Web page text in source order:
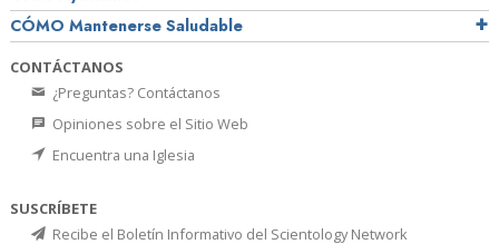
CÓMO Mantenerse Saludable
CONTÁCTANOS
¿Preguntas? Contáctanos
Opiniones sobre el Sitio Web
Encuentra una Iglesia
SUSCRÍBETE
Recibe el Boletín Informativo del Scientology Network